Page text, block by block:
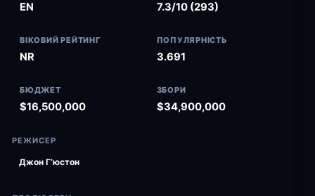
EN 7.3/10 (293)
ВІКОВИЙ РЕЙТИНГ
NR
ПОПУЛЯРНІСТЬ
3.691
БЮДЖЕТ
$16,500,000
ЗБОРИ
$34,900,000
РЕЖИСЕР
Джон Гʼюстон